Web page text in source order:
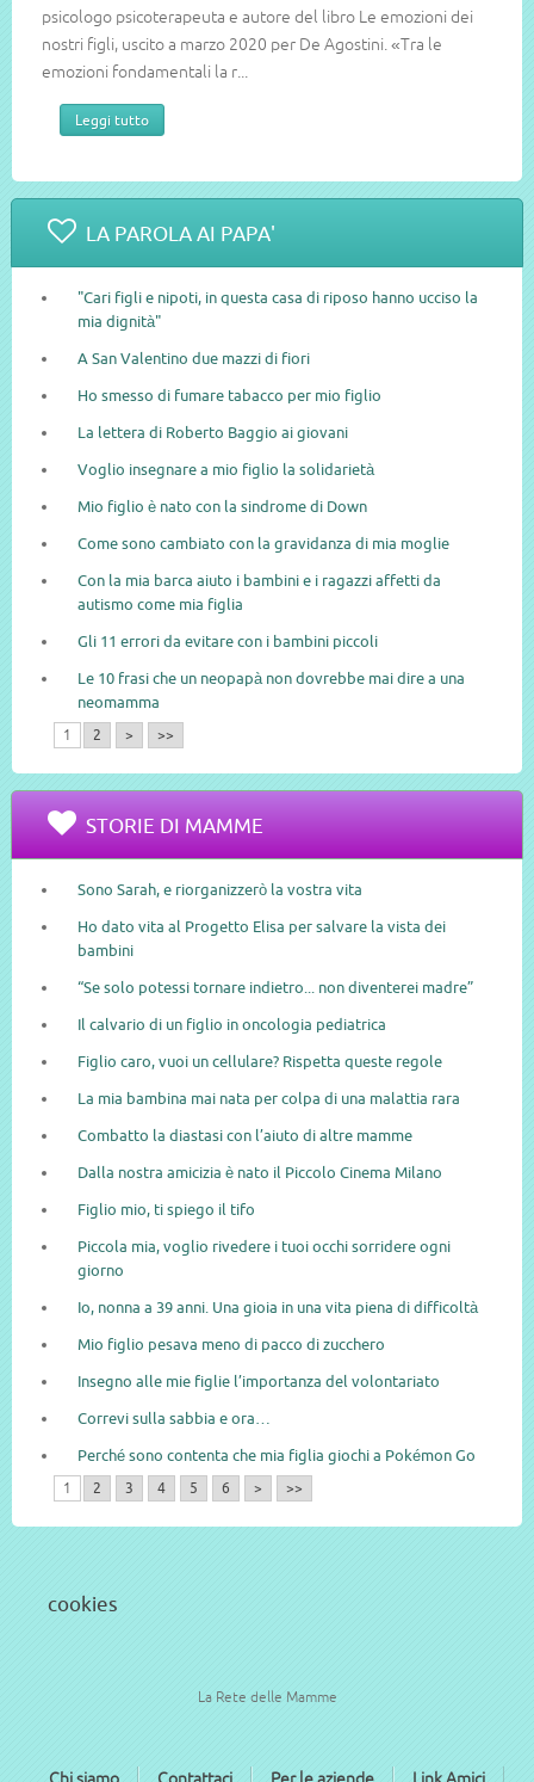
psicologo psicoterapeuta e autore del libro Le emozioni dei
nostri figli, uscito a marzo 2020 per De Agostini. «Tra le
emozioni fondamentali la r...
Leggi tutto
LA PAROLA AI PAPA'
"Cari figli e nipoti, in questa casa di riposo hanno ucciso la
mia dignità"
A San Valentino due mazzi di fiori
Ho smesso di fumare tabacco per mio figlio
La lettera di Roberto Baggio ai giovani
Voglio insegnare a mio figlio la solidarietà
Mio figlio è nato con la sindrome di Down
Come sono cambiato con la gravidanza di mia moglie
Con la mia barca aiuto i bambini e i ragazzi affetti da
autismo come mia figlia
Gli 11 errori da evitare con i bambini piccoli
Le 10 frasi che un neopapà non dovrebbe mai dire a una
neomamma
1 2 > >>
STORIE DI MAMME
Sono Sarah, e riorganizzerò la vostra vita
Ho dato vita al Progetto Elisa per salvare la vista dei
bambini
“Se solo potessi tornare indietro... non diventerei madre”
Il calvario di un figlio in oncologia pediatrica
Figlio caro, vuoi un cellulare? Rispetta queste regole
La mia bambina mai nata per colpa di una malattia rara
Combatto la diastasi con l’aiuto di altre mamme
Dalla nostra amicizia è nato il Piccolo Cinema Milano
Figlio mio, ti spiego il tifo
Piccola mia, voglio rivedere i tuoi occhi sorridere ogni
giorno
Io, nonna a 39 anni. Una gioia in una vita piena di difficoltà
Mio figlio pesava meno di pacco di zucchero
Insegno alle mie figlie l’importanza del volontariato
Correvi sulla sabbia e ora…
Perché sono contenta che mia figlia giochi a Pokémon Go
1 2 3 4 5 6 > >>
cookies
La Rete delle Mamme